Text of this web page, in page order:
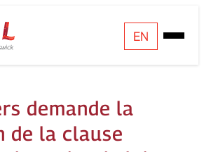
EN
Open
Mobile
demande la
de la clause